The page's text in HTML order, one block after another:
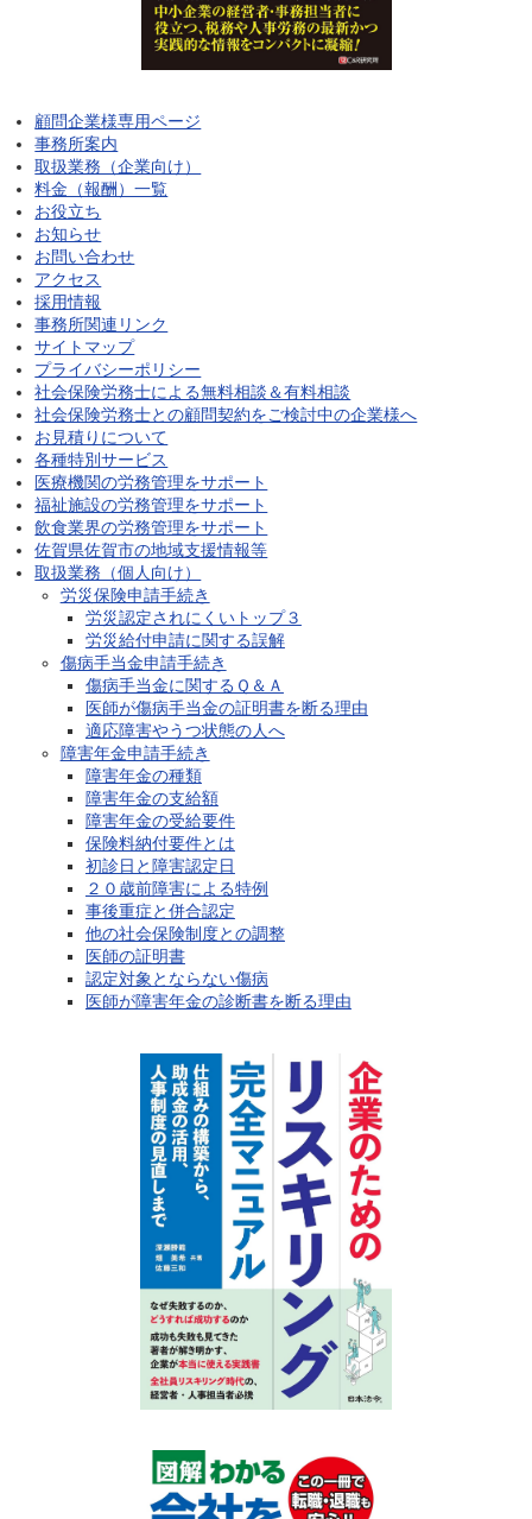
顧問企業様専用ページ
事務所案内
取扱業務（企業向け）
料金（報酬）一覧
お役立ち
お知らせ
お問い合わせ
アクセス
採用情報
事務所関連リンク
サイトマップ
プライバシーポリシー
社会保険労務士による無料相談＆有料相談
社会保険労務士との顧問契約をご検討中の企業様へ
お見積りについて
各種特別サービス
医療機関の労務管理をサポート
福祉施設の労務管理をサポート
飲食業界の労務管理をサポート
佐賀県佐賀市の地域支援情報等
取扱業務（個人向け）
労災保険申請手続き
労災認定されにくいトップ３
労災給付申請に関する誤解
傷病手当金申請手続き
傷病手当金に関するＱ＆Ａ
医師が傷病手当金の証明書を断る理由
適応障害やうつ状態の人へ
障害年金申請手続き
障害年金の種類
障害年金の支給額
障害年金の受給要件
保険料納付要件とは
初診日と障害認定日
２０歳前障害による特例
事後重症と併合認定
他の社会保険制度との調整
医師の証明書
認定対象とならない傷病
医師が障害年金の診断書を断る理由